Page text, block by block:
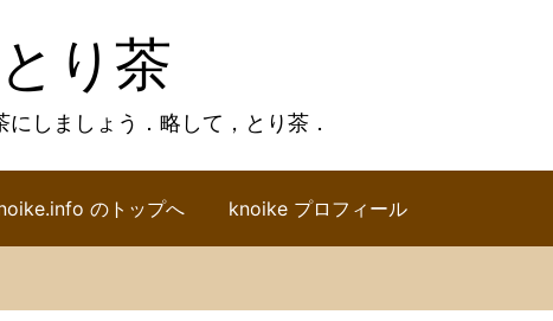
とり茶
にしましょう．略して，とり茶．
のトップへ knoike プロフィール